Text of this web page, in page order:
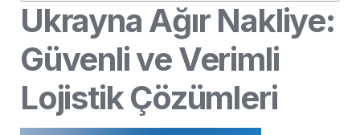
Ukrayna Ağır Nakliye:
Güvenli ve Verimli
Lojistik Çözümleri